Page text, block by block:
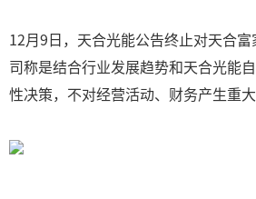
12月9日，天合光能公告终止对天合
司称是结合行业发展趋势和天合光能
性决策，不对经营活动、财务产生重大